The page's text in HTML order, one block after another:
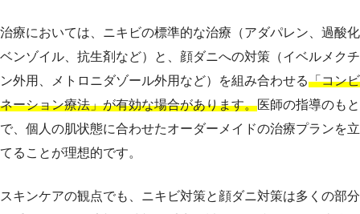
治療においては、ニキビの標準的な治療（アダパレン、過酸化
ベンゾイル、抗生剤など）と、顔ダニへの対策（イベルメクチ
ン外用、メトロニダゾール外用など）を組み合わせる「コンビ
ネーション療法」が有効な場合があります。医師の指導のもと
で、個人の肌状態に合わせたオーダーメイドの治療プランを立
てることが理想的です。
スキンケアの観点でも、ニキビ対策と顔ダニ対策は多くの部分